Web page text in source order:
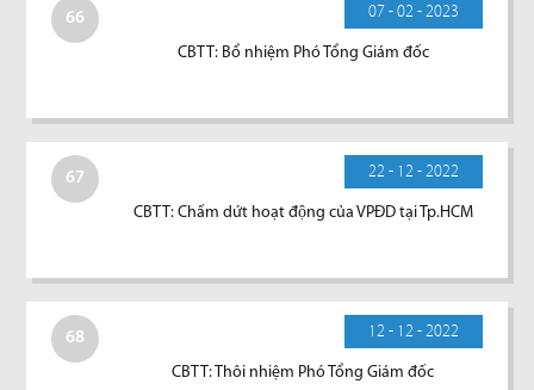
66 07 - 02 - 2023
CBTT: Bổ nhiệm Phó Tổng Giám đốc
67 22 - 12 - 2022
CBTT: Chấm dứt hoạt động của VPĐD tại Tp.HCM
68 12 - 12 - 2022
CBTT: Thôi nhiệm Phó Tổng Giám đốc